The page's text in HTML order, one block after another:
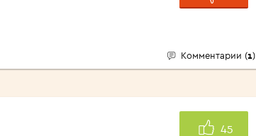
Комментарии (1)
45